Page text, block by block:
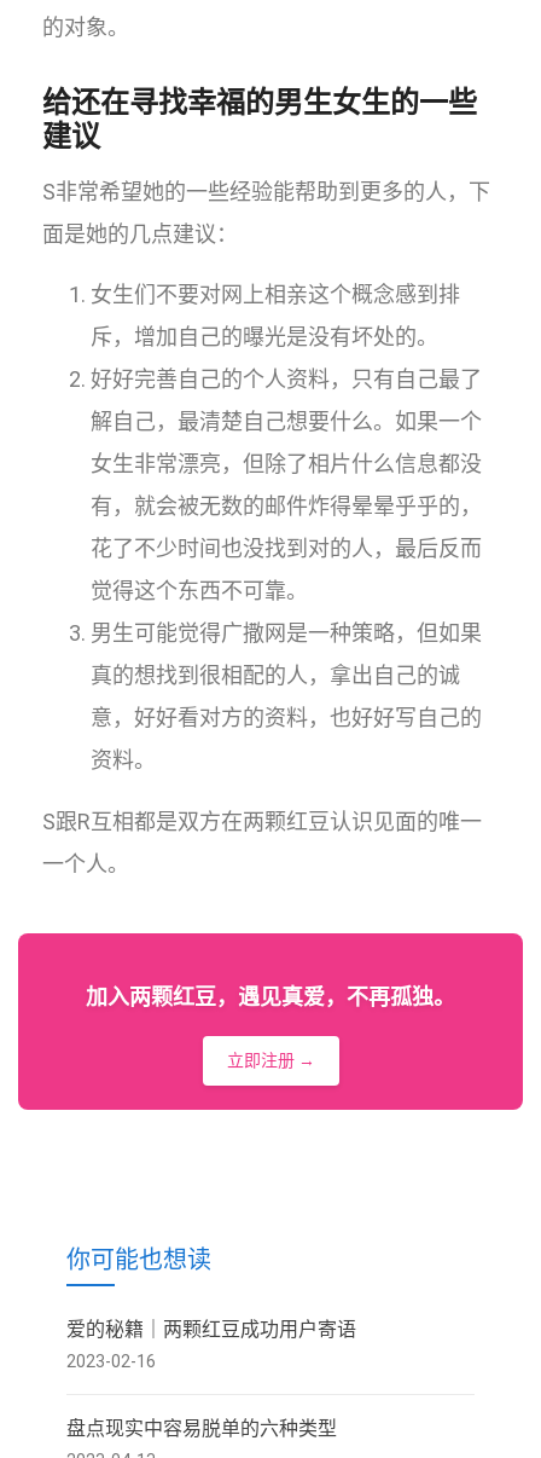
的对象。
给还在寻找幸福的男生女生的一些
建议
S非常希望她的一些经验能帮助到更多的人，下
面是她的几点建议：
女生们不要对网上相亲这个概念感到排
斥，增加自己的曝光是没有坏处的。
好好完善自己的个人资料，只有自己最了
解自己，最清楚自己想要什么。如果一个
女生非常漂亮，但除了相片什么信息都没
有，就会被无数的邮件炸得晕晕乎乎的，
花了不少时间也没找到对的人，最后反而
觉得这个东西不可靠。
男生可能觉得广撒网是一种策略，但如果
真的想找到很相配的人，拿出自己的诚
意，好好看对方的资料，也好好写自己的
资料。
S跟R互相都是双方在两颗红豆认识见面的唯一
一个人。
加入两颗红豆，遇见真爱，不再孤独。
立即注册 →
你可能也想读
爱的秘籍｜两颗红豆成功用户寄语
2023-02-16
盘点现实中容易脱单的六种类型